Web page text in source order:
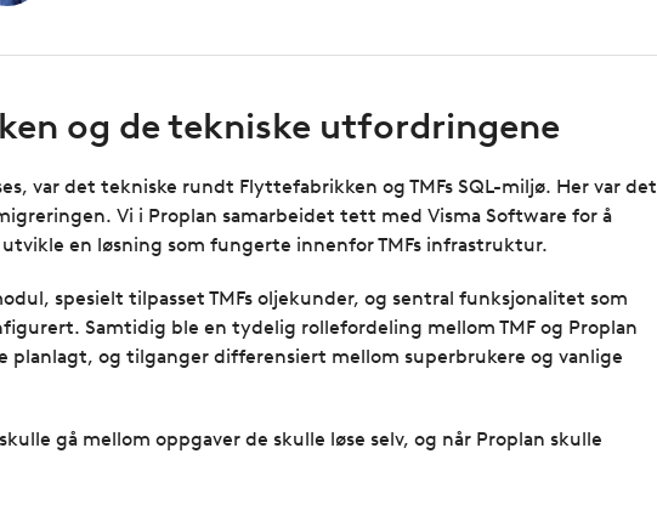
og de tekniske utfordringene
var det tekniske rundt Flyttefabrikken og TMFs SQL-miljø. Her var det
Vi i Proplan samarbeidet tett med Visma Software for å
en løsning som fungerte innenfor TMFs infrastruktur.
spesielt tilpasset TMFs oljekunder, og sentral funksjonalitet som
Samtidig ble en tydelig rollefordeling mellom TMF og Proplan
og tilganger differensiert mellom superbrukere og vanlige
gå mellom oppgaver de skulle løse selv, og når Proplan skulle